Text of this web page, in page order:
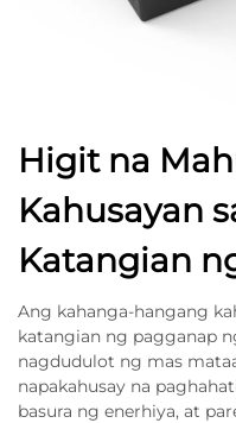
Higit na
Kahusayan
Katangian
Ang kahanga-hangang
katangian ng pagganap
nagdudulot ng mas
napakahusay na
basura ng enerhiya, at